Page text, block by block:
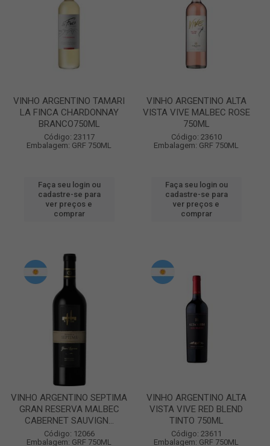
VINHO ARGENTINO TAMARI
LA FINCA CHARDONNAY
BRANCO750ML
Código: 23117
Embalagem: GRF 750ML
Faça seu login ou
cadastre-se para
ver preços e
comprar
VINHO ARGENTINO ALTA
VISTA VIVE MALBEC ROSE
750ML
Código: 23610
Embalagem: GRF 750ML
Faça seu login ou
cadastre-se para
ver preços e
comprar
VINHO ARGENTINO SEPTIMA
GRAN RESERVA MALBEC
CABERNET SAUVIGN...
Código: 12066
Embalagem: GRF 750ML
VINHO ARGENTINO ALTA
VISTA VIVE RED BLEND
TINTO 750ML
Código: 23611
Embalagem: GRF 750ML